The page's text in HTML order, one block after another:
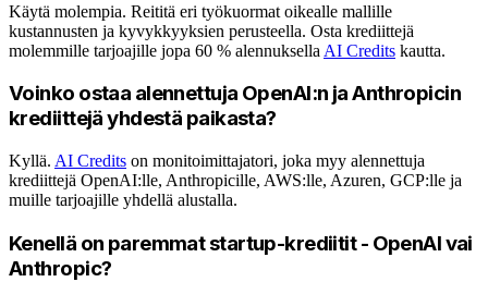
Käytä molempia. Reititä eri työkuormat oikealle mallille
kustannusten ja kyvykkyyksien perusteella. Osta krediittejä
molemmille tarjoajille jopa 60 % alennuksella AI Credits kautta.
Voinko ostaa alennettuja OpenAI:n ja Anthropicin
krediittejä yhdestä paikasta?
Kyllä. AI Credits on monitoimittajatori, joka myy alennettuja
krediittejä OpenAI:lle, Anthropicille, AWS:lle, Azuren, GCP:lle ja
muille tarjoajille yhdellä alustalla.
Kenellä on paremmat startup-krediitit - OpenAI vai
Anthropic?